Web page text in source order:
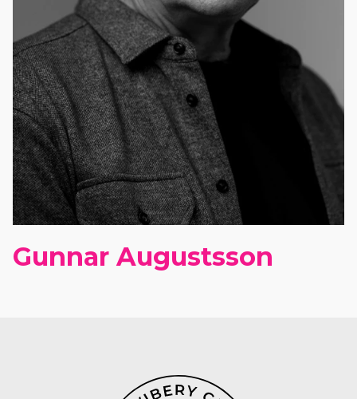
Gunnar Augustsson